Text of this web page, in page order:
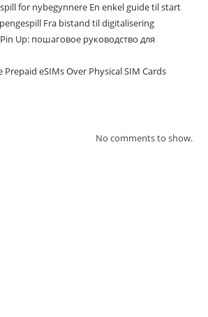
for nybegynnere En enkel guide til start
Fra bistand til digitalisering
Up: пошаговое руководство для
Prepaid eSIMs Over Physical SIM Cards
No comments to show.